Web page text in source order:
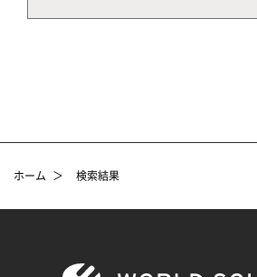
ホーム ＞ 検索結果